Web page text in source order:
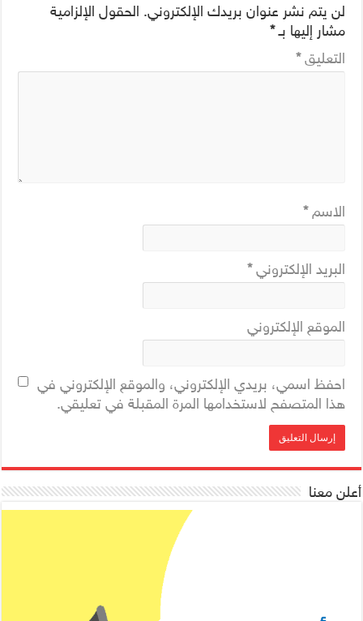
لن يتم نشر عنوان بريدك الإلكتروني. الحقول الإلزامية
مشار إليها بـ*
التعليق*
الاسم*
البريد الإلكتروني*
الموقع الإلكتروني
احفظ اسمي، بريدي الإلكتروني، والموقع الإلكتروني في
هذا المتصفح لاستخدامها المرة المقبلة في تعليقي.
أعلن معنا